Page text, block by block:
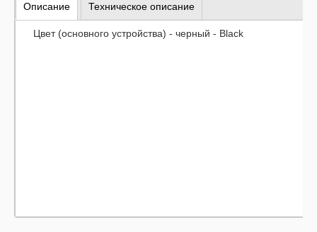
Описание Техническое описание
Цвет (основного устройства) - черный - Black